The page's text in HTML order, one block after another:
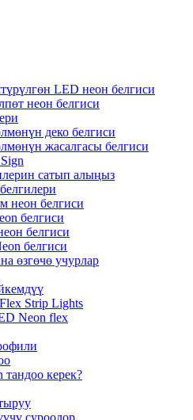
LED неон белгиси
неон белгиси
деко белгиси
жасалгасы белгиси
сатып алыңыз
неон белгиси
белгиси
белгиси
белгиси
өзгөчө учурлар
Strip Lights
Neon flex
керек?
суроолор